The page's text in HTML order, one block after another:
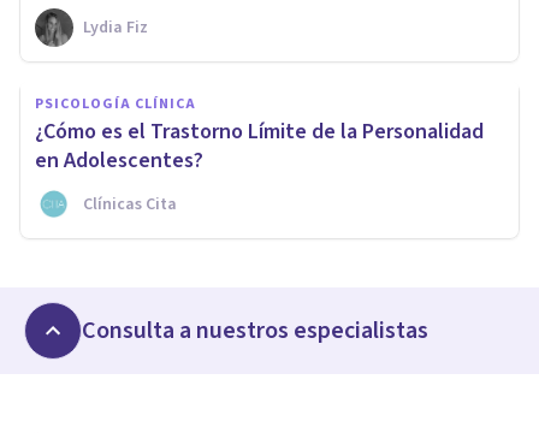
Lydia Fiz
PSICOLOGÍA CLÍNICA
¿Cómo es el Trastorno Límite de la Personalidad
en Adolescentes?
Clínicas Cita
Consulta a nuestros especialistas